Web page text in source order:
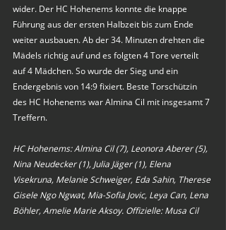
wider. Der HC Hohenems konnte die knappe
Führung aus der ersten Halbzeit bis zum Ende
weiter ausbauen. Ab der 34. Minuten drehten die
Mädels richtig auf und es folgten 4 Tore verteilt
auf 4 Mädchen. So wurde der Sieg und ein
Endergebnis von 14:9 fixiert. Beste Torschützin
des HC Hohenems war Almina Cil mit insgesamt 7
Treffern.
HC Hohenems: Almina Cil (7), Leonora Aberer (5),
Nina Neudecker (1), Julia Jäger (1), Elena
Visekruna, Melanie Schweiger, Eda Sahin, Therese
Gisele Ngo Ngwat, Mia-Sofia Jovic, Leya Can, Lena
Böhler, Amelie Marie Aksoy. Offizielle: Musa Cil